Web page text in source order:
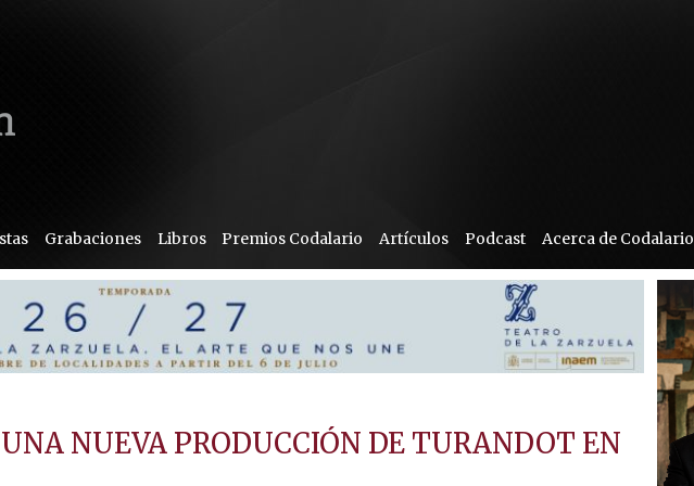
Grabaciones Libros Premios Codalario Artículos Podcast Acerca de Codalario
NUEVA PRODUCCIÓN DE TURANDOT EN